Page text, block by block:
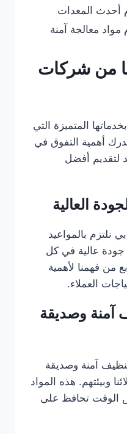
أحدث المعدات
مواد معالجة آمنة
من شركات
بخدماتها المتميزة التي
أهمية التفوق في
لتقديم أفضل
العالية
بالمواعيد
جودة عالية في كل
من فهمنا لأهمية
العملاء.
آمنة وصديقة
آمنة وصديقة
وبيئتهم. هذه المواد
الوقت تحافظ على